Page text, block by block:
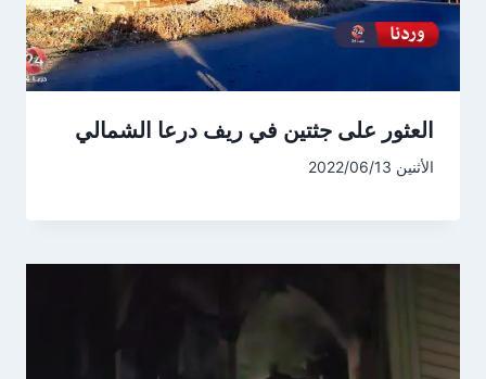
العثور على جثتين في ريف درعا الشمالي
الأثنين 2022/06/13